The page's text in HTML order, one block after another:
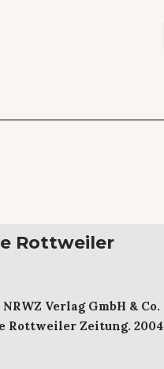
Rottweiler
Verlag GmbH & Co.
Rottweiler Zeitung. 2004